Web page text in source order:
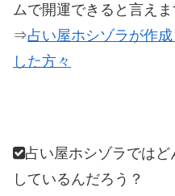
ムで開運できると言えま
⇒占い屋ホシゾラが作
した方々
占い屋ホシゾラでは
しているんだろう？